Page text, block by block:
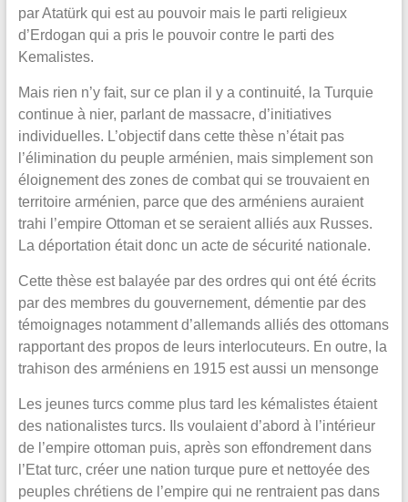
par Atatürk qui est au pouvoir mais le parti religieux
d’Erdogan qui a pris le pouvoir contre le parti des
Kemalistes.
Mais rien n’y fait, sur ce plan il y a continuité, la Turquie
continue à nier, parlant de massacre, d’initiatives
individuelles. L’objectif dans cette thèse n’était pas
l’élimination du peuple arménien, mais simplement son
éloignement des zones de combat qui se trouvaient en
territoire arménien, parce que des arméniens auraient
trahi l’empire Ottoman et se seraient alliés aux Russes.
La déportation était donc un acte de sécurité nationale.
Cette thèse est balayée par des ordres qui ont été écrits
par des membres du gouvernement, démentie par des
témoignages notamment d’allemands alliés des ottomans
rapportant des propos de leurs interlocuteurs. En outre, la
trahison des arméniens en 1915 est aussi un mensonge
Les jeunes turcs comme plus tard les kémalistes étaient
des nationalistes turcs. Ils voulaient d’abord à l’intérieur
de l’empire ottoman puis, après son effondrement dans
l’Etat turc, créer une nation turque pure et nettoyée des
peuples chrétiens de l’empire qui ne rentraient pas dans